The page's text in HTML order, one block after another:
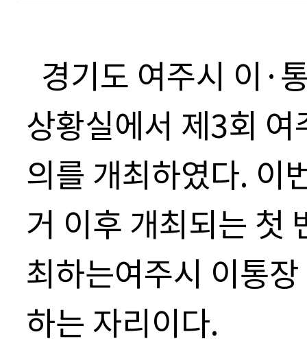
경기도 여주시 이 ·
상황실에서 제3회 여
의를 개최하였다. 이
거 이후 개최되는 첫
최하는여주시 이통
하는 자리이다.